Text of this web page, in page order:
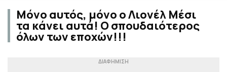
Μόνο αυτός, μόνο ο Λιονέλ Μέσι
τα κάνει αυτά! Ο σπουδαιότερος
όλων των εποχών!!!